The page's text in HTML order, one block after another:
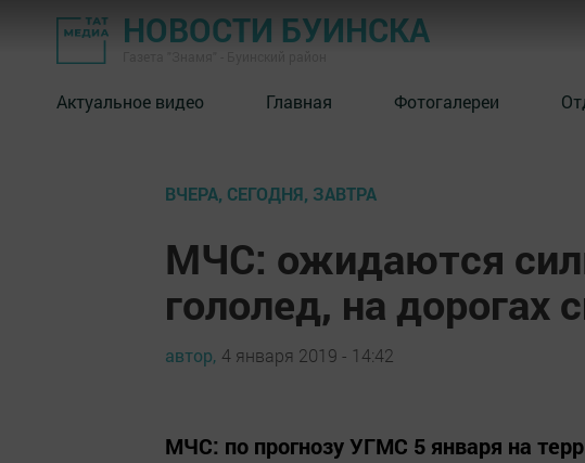
НОВОСТИ БУИНСКА
Актуальное видео Главная Фотогалереи
ВЧЕРА, СЕГОДНЯ, ЗАВТРА
МЧС: ожидаются
гололед, на
автор, 4 января 2019 - 14:42
МЧС: по прогнозу УГМС 5 января на